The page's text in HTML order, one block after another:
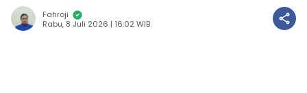
Fahroji
Rabu, 8 Juli 2026 | 16:02 WIB